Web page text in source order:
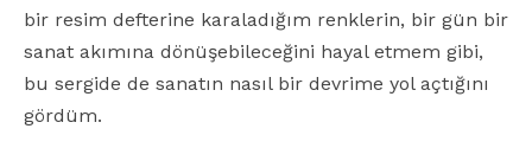
bir resim defterine karaladığım renklerin, bir gün bir
sanat akımına dönüşebileceğini hayal etmem gibi,
bu sergide de sanatın nasıl bir devrime yol açtığını
gördüm.